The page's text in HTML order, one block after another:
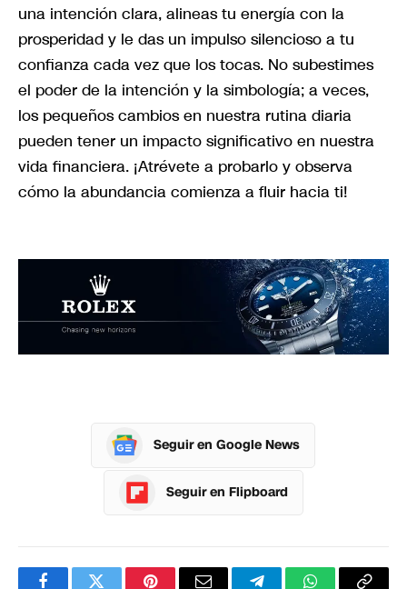
una intención clara, alineas tu energía con la
prosperidad y le das un impulso silencioso a tu
confianza cada vez que los tocas. No subestimes
el poder de la intención y la simbología; a veces,
los pequeños cambios en nuestra rutina diaria
pueden tener un impacto significativo en nuestra
vida financiera. ¡Atrévete a probarlo y observa
cómo la abundancia comienza a fluir hacia ti!
Seguir en Google News
Seguir en Flipboard